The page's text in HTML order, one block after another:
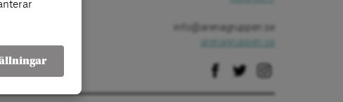
info@arenagruppen.se
arenagruppen.se